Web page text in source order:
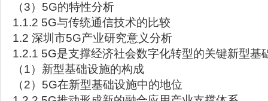
（3）5G的特性分析
1.1.2 5G与传统通信技术的比较
1.2 深圳市5G产业研究意义分析
1.2.1 5G是支撑经济社会数字化转型的关键新型基
（1）新型基础设施的构成
（2）5G在新型基础设施中的地位